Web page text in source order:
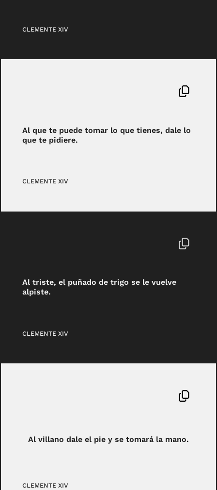
CLEMENTE XIV
Al que te puede tomar lo que tienes, dale lo
que te pidiere.
CLEMENTE XIV
Al triste, el puñado de trigo se le vuelve
alpiste.
CLEMENTE XIV
Al villano dale el pie y se tomará la mano.
CLEMENTE XIV